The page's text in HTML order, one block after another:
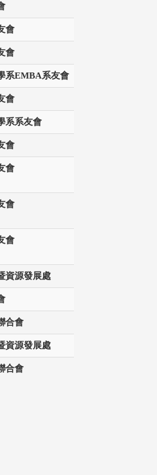
會
會
系EMBA系友會
會
系系友會
會
會
會
會
資源發展處
合會
資源發展處
合會